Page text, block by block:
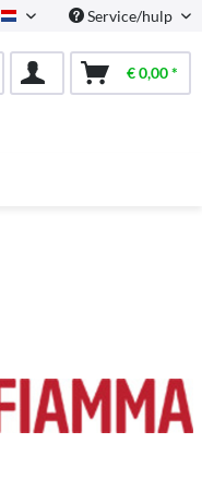
Dutch Service/hulp
€ 0,00 *